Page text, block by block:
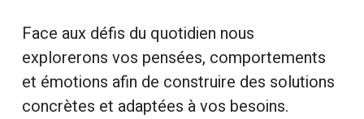
Face aux défis du quotidien nous
explorerons vos pensées, comportements
et émotions afin de construire des solutions
concrètes et adaptées à vos besoins.